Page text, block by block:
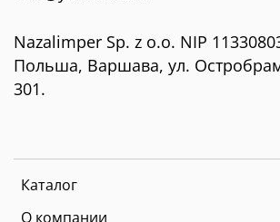
Каталог
О компании
Nazalimper Sp. z o.o. NIP
Польша, Варшава, ул.
301.